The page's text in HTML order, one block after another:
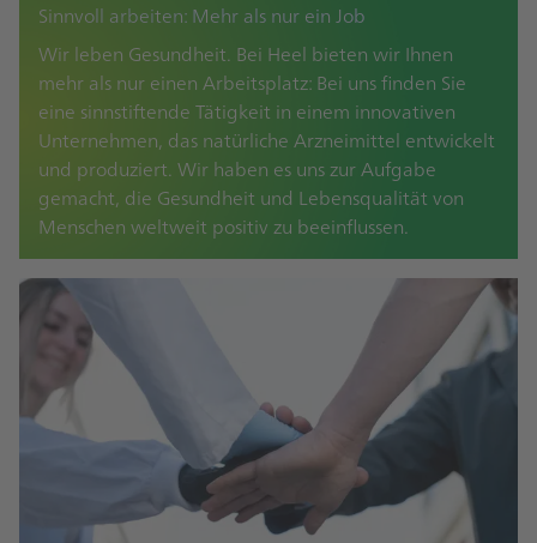
Sinnvoll arbeiten: Mehr als nur ein Job
Wir leben Gesundheit. Bei Heel bieten wir Ihnen
mehr als nur einen Arbeitsplatz: Bei uns finden Sie
eine sinnstiftende Tätigkeit in einem innovativen
Unternehmen, das natürliche Arzneimittel entwickelt
und produziert. Wir haben es uns zur Aufgabe
gemacht, die Gesundheit und Lebensqualität von
Menschen weltweit positiv zu beeinflussen.